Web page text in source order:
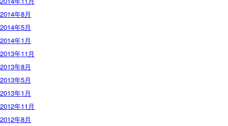
2014年8月
2014年5月
2014年1月
2013年11月
2013年8月
2013年5月
2013年1月
2012年11月
2012年8月